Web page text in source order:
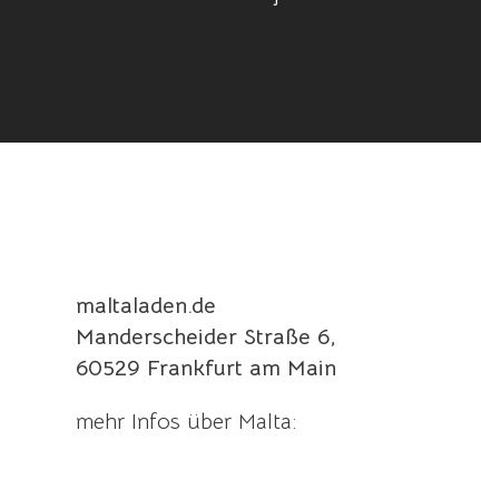
maltaladen.de
Manderscheider Straße 6,
60529 Frankfurt am Main
mehr Infos über Malta: